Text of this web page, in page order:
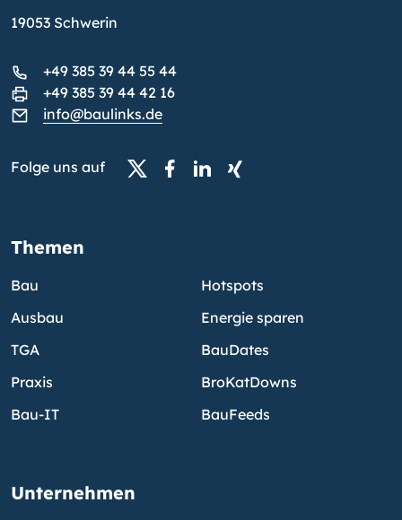
19053 Schwerin
+49 385 39 44 55 44
+49 385 39 44 42 16
info@baulinks.de
Folge uns auf
Themen
Bau
Ausbau
TGA
Praxis
Bau-IT
Hotspots
Energie sparen
BauDates
BroKatDowns
BauFeeds
Unternehmen